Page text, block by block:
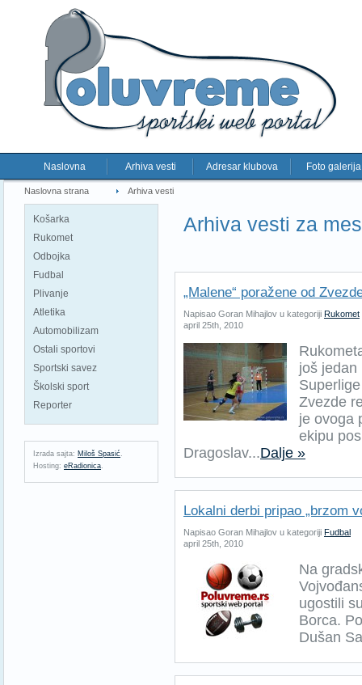
Naslovna Arhiva vesti Adresar klubova Foto galerija
Naslovna strana Arhiva vesti
Košarka
Rukomet
Odbojka
Fudbal
Plivanje
Atletika
Automobilizam
Ostali sportovi
Sportski savez
Školski sport
Reporter
Izrada sajta: Miloš Spasić .
Hosting: eRadionica.
Arhiva vesti za
„Malene“ poražene od
Napisao Goran Mihajlov u kategoriji Rukomet
april 25th, 2010
još jedan
Zvezde
je ovoga
ekipu
Dragoslav...Dalje »
Lokalni derbi pripao „brzom
Napisao Goran Mihajlov u kategoriji Fudbal
april 25th, 2010
Na
ugostili
Borca.
Dušan